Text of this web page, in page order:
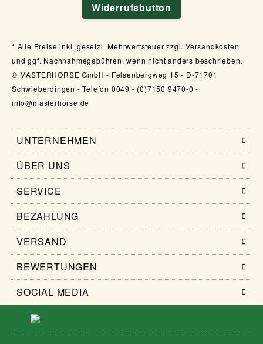
Widerrufsbutton
Alle Preise inkl. gesetzl. Mehrwertsteuer zzgl. Versandkosten
und ggf. Nachnahmegebühren, wenn nicht anders beschrieben.
© MASTERHORSE GmbH - Felsenbergweg 15 - D-71701
Schwieberdingen - Telefon 0049 - (0)7150 9470-0 -
info@masterhorse.de
UNTERNEHMEN
ÜBER UNS
SERVICE
BEZAHLUNG
VERSAND
BEWERTUNGEN
SOCIAL MEDIA